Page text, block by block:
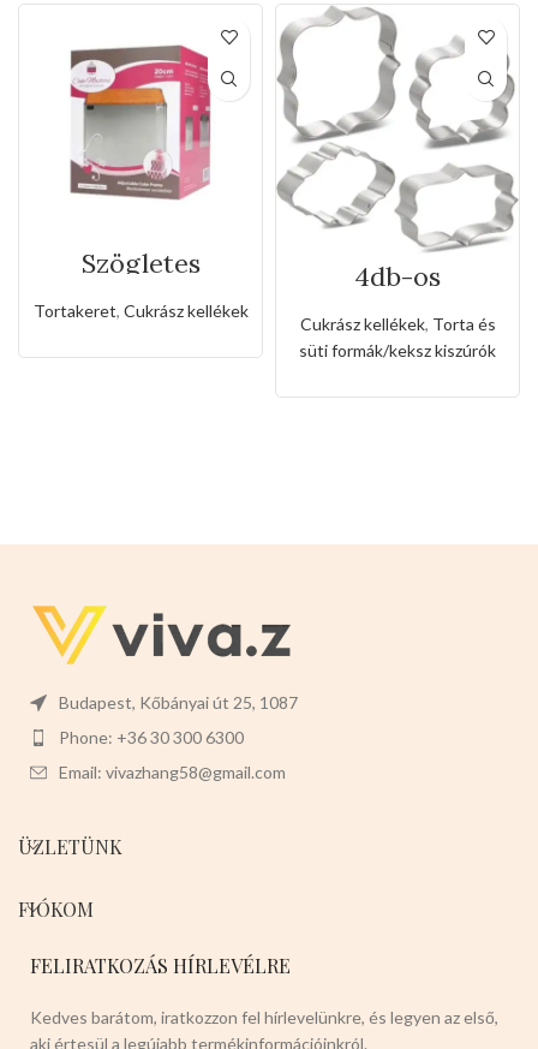
Szögletes
rozsdamentes
állítható
sütőkeret-20cm
Tortakeret, Cukrász kellékek
4db-os
rozsdamentes
kiszúró készlet
Cukrász kellékek, Torta és
süti formák/keksz kiszúrók
Budapest, Kőbányai út 25, 1087
Phone: +36 30 300 6300
Email: vivazhang58@gmail.com
ÜZLETÜNK
FIÓKOM
FELIRATKOZÁS HÍRLEVÉLRE
Kedves barátom, iratkozzon fel hírlevelünkre, és legyen az első,
aki értesül a legújabb termékinformációinkról.